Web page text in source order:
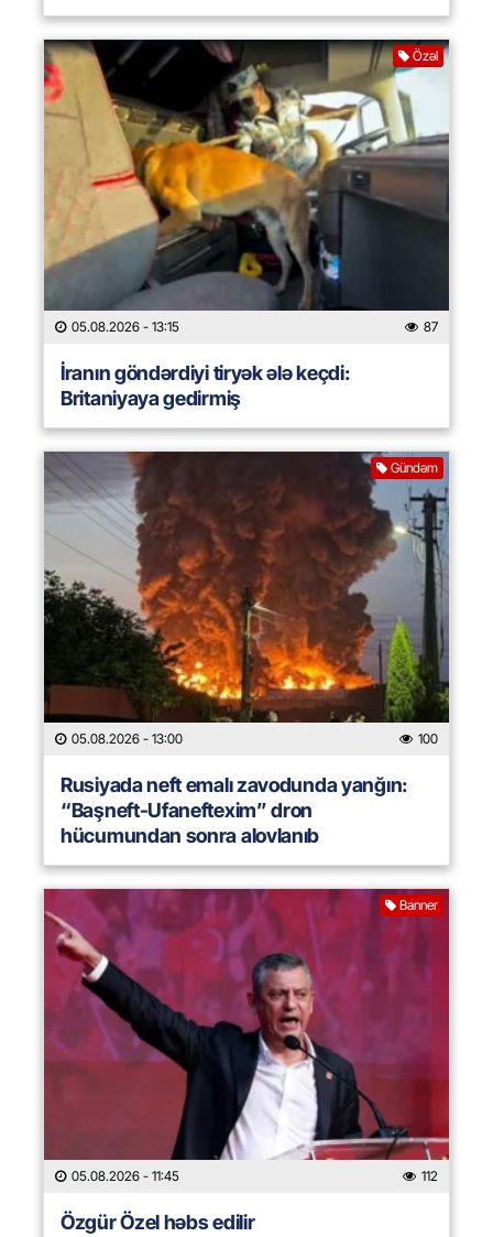
Özəl
05.08.2026 - 13:15 87
İranın göndərdiyi tiryək ələ keçdi:
Britaniyaya gedirmiş
Gündəm
05.08.2026 - 13:00 100
Rusiyada neft emalı zavodunda yanğın:
“Başneft-Ufaneftexim” dron
hücumundan sonra alovlanıb
Banner
05.08.2026 - 11:45 112
Özgür Özel həbs edilir